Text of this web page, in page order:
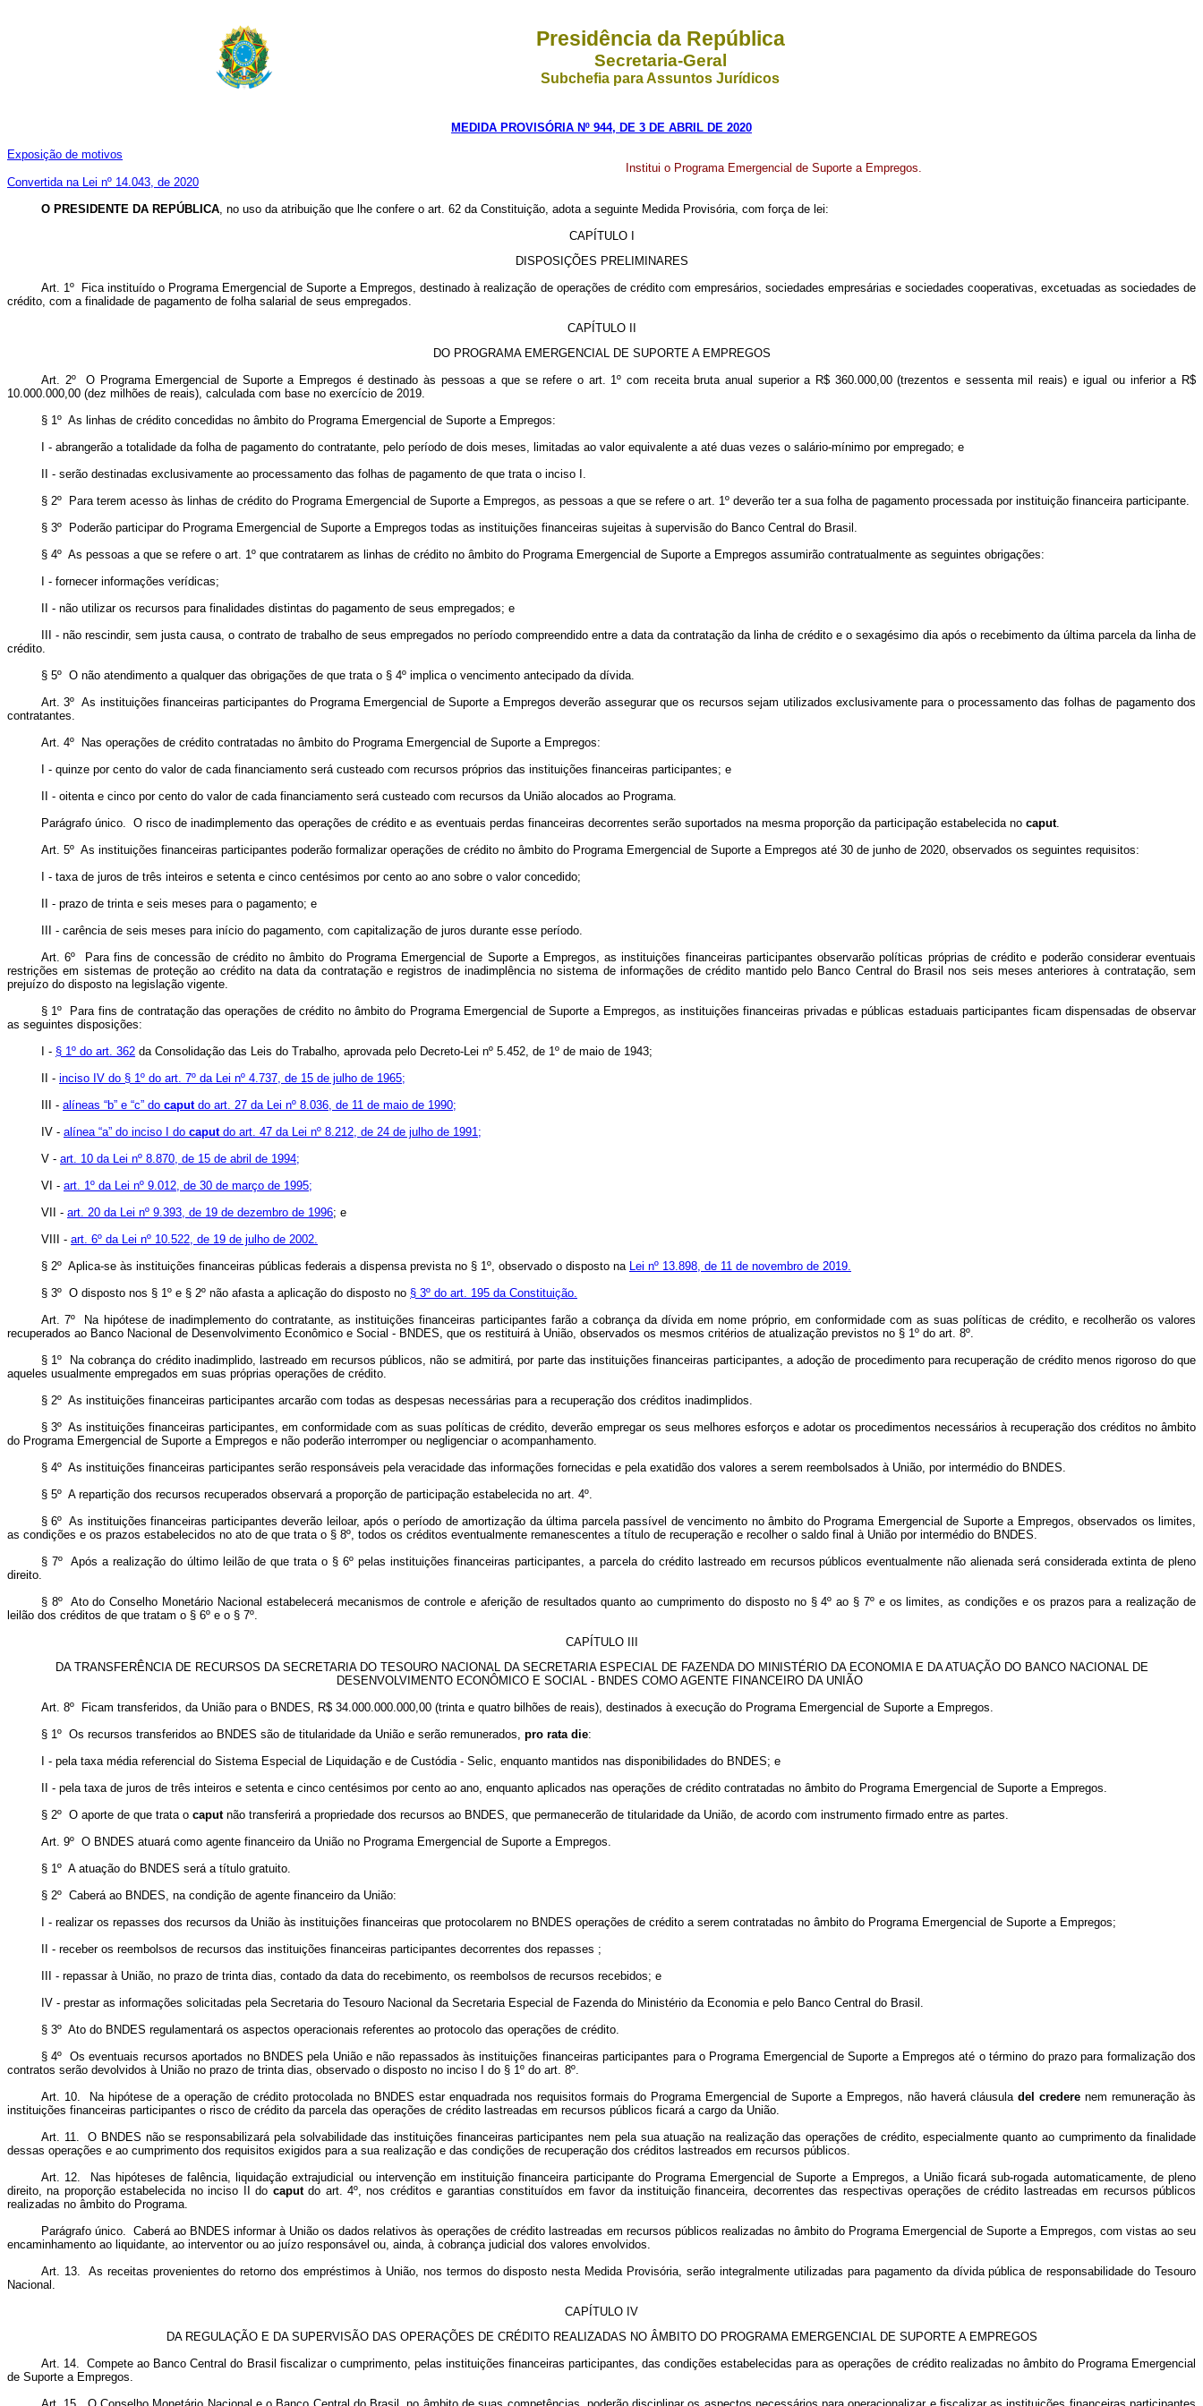
Presidência da República
Secretaria-Geral
Subchefia para Assuntos Jurídicos
MEDIDA PROVISÓRIA Nº 944, DE 3 DE ABRIL DE 2020
Exposição de motivos
Convertida na Lei nº 14.043, de 2020
Institui o Programa Emergencial de Suporte a Empregos.
O PRESIDENTE DA REPÚBLICA, no uso da atribuição que lhe confere o art. 62 da Constituição, adota a seguinte Medida Provisória, com força de lei:
CAPÍTULO I
DISPOSIÇÕES PRELIMINARES
Art. 1º Fica instituído o Programa Emergencial de Suporte a Empregos, destinado à realização de operações de crédito com empresários, sociedades empresárias e sociedades cooperativas, excetuadas as sociedades de
crédito, com a finalidade de pagamento de folha salarial de seus empregados.
CAPÍTULO II
DO PROGRAMA EMERGENCIAL DE SUPORTE A EMPREGOS
Art. 2º O Programa Emergencial de Suporte a Empregos é destinado às pessoas a que se refere o art. 1º com receita bruta anual superior a R$ 360.000,00 (trezentos e sessenta mil reais) e igual ou inferior a R$
10.000.000,00 (dez milhões de reais), calculada com base no exercício de 2019.
§ 1º As linhas de crédito concedidas no âmbito do Programa Emergencial de Suporte a Empregos:
I - abrangerão a totalidade da folha de pagamento do contratante, pelo período de dois meses, limitadas ao valor equivalente a até duas vezes o salário-mínimo por empregado; e
II - serão destinadas exclusivamente ao processamento das folhas de pagamento de que trata o inciso I.
§ 2º Para terem acesso às linhas de crédito do Programa Emergencial de Suporte a Empregos, as pessoas a que se refere o art. 1º deverão ter a sua folha de pagamento processada por instituição financeira participante.
§ 3º Poderão participar do Programa Emergencial de Suporte a Empregos todas as instituições financeiras sujeitas à supervisão do Banco Central do Brasil.
§ 4º As pessoas a que se refere o art. 1º que contratarem as linhas de crédito no âmbito do Programa Emergencial de Suporte a Empregos assumirão contratualmente as seguintes obrigações:
I - fornecer informações verídicas;
II - não utilizar os recursos para finalidades distintas do pagamento de seus empregados; e
III - não rescindir, sem justa causa, o contrato de trabalho de seus empregados no período compreendido entre a data da contratação da linha de crédito e o sexagésimo dia após o recebimento da última parcela da linha de
crédito.
§ 5º O não atendimento a qualquer das obrigações de que trata o § 4º implica o vencimento antecipado da dívida.
Art. 3º As instituições financeiras participantes do Programa Emergencial de Suporte a Empregos deverão assegurar que os recursos sejam utilizados exclusivamente para o processamento das folhas de pagamento dos
contratantes.
Art. 4º Nas operações de crédito contratadas no âmbito do Programa Emergencial de Suporte a Empregos:
I - quinze por cento do valor de cada financiamento será custeado com recursos próprios das instituições financeiras participantes; e
II - oitenta e cinco por cento do valor de cada financiamento será custeado com recursos da União alocados ao Programa.
Parágrafo único. O risco de inadimplemento das operações de crédito e as eventuais perdas financeiras decorrentes serão suportados na mesma proporção da participação estabelecida no caput.
Art. 5º As instituições financeiras participantes poderão formalizar operações de crédito no âmbito do Programa Emergencial de Suporte a Empregos até 30 de junho de 2020, observados os seguintes requisitos:
I - taxa de juros de três inteiros e setenta e cinco centésimos por cento ao ano sobre o valor concedido;
II - prazo de trinta e seis meses para o pagamento; e
III - carência de seis meses para início do pagamento, com capitalização de juros durante esse período.
Art. 6º Para fins de concessão de crédito no âmbito do Programa Emergencial de Suporte a Empregos, as instituições financeiras participantes observarão políticas próprias de crédito e poderão considerar eventuais
restrições em sistemas de proteção ao crédito na data da contratação e registros de inadimplência no sistema de informações de crédito mantido pelo Banco Central do Brasil nos seis meses anteriores à contratação, sem
prejuízo do disposto na legislação vigente.
§ 1º Para fins de contratação das operações de crédito no âmbito do Programa Emergencial de Suporte a Empregos, as instituições financeiras privadas e públicas estaduais participantes ficam dispensadas de observar
as seguintes disposições:
I - § 1º do art. 362 da Consolidação das Leis do Trabalho, aprovada pelo Decreto-Lei nº 5.452, de 1º de maio de 1943;
II - inciso IV do § 1º do art. 7º da Lei nº 4.737, de 15 de julho de 1965;
III - alíneas “b” e “c” do caputdo art. 27 da Lei nº 8.036, de 11 de maio de 1990;
IV - alínea “a” do inciso I do caputdo art. 47 da Lei nº 8.212, de 24 de julho de 1991;
V - art. 10 da Lei nº 8.870, de 15 de abril de 1994;
VI - art. 1º da Lei nº 9.012, de 30 de março de 1995;
VII - art. 20 da Lei nº 9.393, de 19 de dezembro de 1996; e
VIII - art. 6º da Lei nº 10.522, de 19 de julho de 2002.
§ 2º Aplica-se às instituições financeiras públicas federais a dispensa prevista no § 1º, observado o disposto na Lei nº 13.898, de 11 de novembro de 2019.
§ 3º O disposto nos § 1º e § 2º não afasta a aplicação do disposto no § 3º do art. 195 da Constituição.
Art. 7º Na hipótese de inadimplemento do contratante, as instituições financeiras participantes farão a cobrança da dívida em nome próprio, em conformidade com as suas políticas de crédito, e recolherão os valores
recuperados ao Banco Nacional de Desenvolvimento Econômico e Social - BNDES, que os restituirá à União, observados os mesmos critérios de atualização previstos no § 1º do art. 8º.
§ 1º Na cobrança do crédito inadimplido, lastreado em recursos públicos, não se admitirá, por parte das instituições financeiras participantes, a adoção de procedimento para recuperação de crédito menos rigoroso do que
aqueles usualmente empregados em suas próprias operações de crédito.
§ 2º As instituições financeiras participantes arcarão com todas as despesas necessárias para a recuperação dos créditos inadimplidos.
§ 3º As instituições financeiras participantes, em conformidade com as suas políticas de crédito, deverão empregar os seus melhores esforços e adotar os procedimentos necessários à recuperação dos créditos no âmbito
do Programa Emergencial de Suporte a Empregos e não poderão interromper ou negligenciar o acompanhamento.
§ 4º As instituições financeiras participantes serão responsáveis pela veracidade das informações fornecidas e pela exatidão dos valores a serem reembolsados à União, por intermédio do BNDES.
§ 5º A repartição dos recursos recuperados observará a proporção de participação estabelecida no art. 4º.
§ 6º As instituições financeiras participantes deverão leiloar, após o período de amortização da última parcela passível de vencimento no âmbito do Programa Emergencial de Suporte a Empregos, observados os limites,
as condições e os prazos estabelecidos no ato de que trata o § 8º, todos os créditos eventualmente remanescentes a título de recuperação e recolher o saldo final à União por intermédio do BNDES.
§ 7º Após a realização do último leilão de que trata o § 6º pelas instituições financeiras participantes, a parcela do crédito lastreado em recursos públicos eventualmente não alienada será considerada extinta de pleno
direito.
§ 8º Ato do Conselho Monetário Nacional estabelecerá mecanismos de controle e aferição de resultados quanto ao cumprimento do disposto no § 4º ao § 7º e os limites, as condições e os prazos para a realização de
leilão dos créditos de que tratam o § 6º e o § 7º.
CAPÍTULO III
DA TRANSFERÊNCIA DE RECURSOS DA SECRETARIA DO TESOURO NACIONAL DA SECRETARIA ESPECIAL DE FAZENDA DO MINISTÉRIO DA ECONOMIA E DA ATUAÇÃO DO BANCO NACIONAL DE
DESENVOLVIMENTO ECONÔMICO E SOCIAL - BNDES COMO AGENTE FINANCEIRO DA UNIÃO
Art. 8º Ficam transferidos, da União para o BNDES, R$ 34.000.000.000,00 (trinta e quatro bilhões de reais), destinados à execução do Programa Emergencial de Suporte a Empregos.
§ 1º Os recursos transferidos ao BNDES são de titularidade da União e serão remunerados, pro rata die:
I - pela taxa média referencial do Sistema Especial de Liquidação e de Custódia - Selic, enquanto mantidos nas disponibilidades do BNDES; e
II - pela taxa de juros de três inteiros e setenta e cinco centésimos por cento ao ano, enquanto aplicados nas operações de crédito contratadas no âmbito do Programa Emergencial de Suporte a Empregos.
§ 2º O aporte de que trata o caputnão transferirá a propriedade dos recursos ao BNDES, que permanecerão de titularidade da União, de acordo com instrumento firmado entre as partes.
Art. 9º O BNDES atuará como agente financeiro da União no Programa Emergencial de Suporte a Empregos.
§ 1º A atuação do BNDES será a título gratuito.
§ 2º Caberá ao BNDES, na condição de agente financeiro da União:
I - realizar os repasses dos recursos da União às instituições financeiras que protocolarem no BNDES operações de crédito a serem contratadas no âmbito do Programa Emergencial de Suporte a Empregos;
II - receber os reembolsos de recursos das instituições financeiras participantes decorrentes dos repasses ;
III - repassar à União, no prazo de trinta dias, contado da data do recebimento, os reembolsos de recursos recebidos; e
IV - prestar as informações solicitadas pela Secretaria do Tesouro Nacional da Secretaria Especial de Fazenda do Ministério da Economia e pelo Banco Central do Brasil.
§ 3º Ato do BNDES regulamentará os aspectos operacionais referentes ao protocolo das operações de crédito.
§ 4º Os eventuais recursos aportados no BNDES pela União e não repassados às instituições financeiras participantes para o Programa Emergencial de Suporte a Empregos até o término do prazo para formalização dos
contratos serão devolvidos à União no prazo de trinta dias, observado o disposto no inciso I do § 1º do art. 8º.
Art. 10. Na hipótese de a operação de crédito protocolada no BNDES estar enquadrada nos requisitos formais do Programa Emergencial de Suporte a Empregos, não haverá cláusuladel credere nem remuneração às
instituições financeiras participantes o risco de crédito da parcela das operações de crédito lastreadas em recursos públicos ficará a cargo da União.
Art. 11. O BNDES não se responsabilizará pela solvabilidade das instituições financeiras participantes nem pela sua atuação na realização das operações de crédito, especialmente quanto ao cumprimento da finalidade
dessas operações e ao cumprimento dos requisitos exigidos para a sua realização e das condições de recuperação dos créditos lastreados em recursos públicos.
Art. 12. Nas hipóteses de falência, liquidação extrajudicial ou intervenção em instituição financeira participante do Programa Emergencial de Suporte a Empregos, a União ficará sub-rogada automaticamente, de pleno
direito, na proporção estabelecida no inciso II do caputdo art. 4º, nos créditos e garantias constituídos em favor da instituição financeira, decorrentes das respectivas operações de crédito lastreadas em recursos públicos
realizadas no âmbito do Programa.
Parágrafo único. Caberá ao BNDES informar à União os dados relativos às operações de crédito lastreadas em recursos públicos realizadas no âmbito do Programa Emergencial de Suporte a Empregos, com vistas ao seu
encaminhamento ao liquidante, ao interventor ou ao juízo responsável ou, ainda, à cobrança judicial dos valores envolvidos.
Art. 13. As receitas provenientes do retorno dos empréstimos à União, nos termos do disposto nesta Medida Provisória, serão integralmente utilizadas para pagamento da dívida pública de responsabilidade do Tesouro
Nacional.
CAPÍTULO IV
DA REGULAÇÃO E DA SUPERVISÃO DAS OPERAÇÕES DE CRÉDITO REALIZADAS NO ÂMBITO DO PROGRAMA EMERGENCIAL DE SUPORTE A EMPREGOS
Art. 14. Compete ao Banco Central do Brasil fiscalizar o cumprimento, pelas instituições financeiras participantes, das condições estabelecidas para as operações de crédito realizadas no âmbito do Programa Emergencial
de Suporte a Empregos.